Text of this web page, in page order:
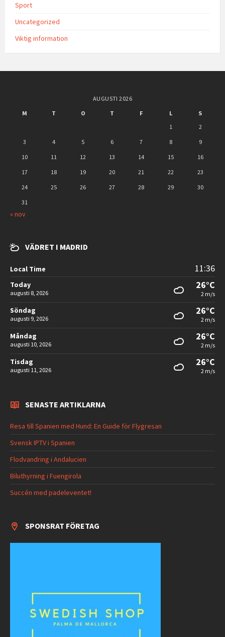
Sport
Uncategorized
Viktig information
AUGUSTI 2026
M
T O T F L
S
1
2
3
4 5 6 7 8
9
10
11 12 13 14 15
16
17
18 19 20 21 22
23
24
25 26 27 28 29
30
31
« nov
VÄDRET I MADRID
Local Time 11:36
Today
augusti 8, 2026
26°C
2 m/s
Söndag
augusti 9, 2026
26°C
2 m/s
Måndag
augusti 10, 2026
26°C
2 m/s
Tisdag
augusti 11, 2026
26°C
2 m/s
SENASTE ARTIKLARNA
Resa till Spanien med Hund: En Guide för Flygresan
Svensk IPTV i Spanien
Flodvandring i Andalucien
Biluthyrning i Fuengirola
Succén med padeleventet!
SPONSRAT FÖRETAG